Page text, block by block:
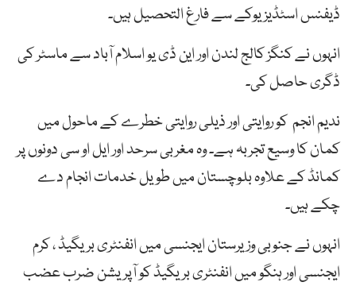
ڈیفنس اسٹڈیز یوکے سے فارغ التحصیل ہیں۔
انہوں نے کنگز کالج لندن اور این ڈی یو اسلام آباد سے ماسٹر کی
ڈگری حاصل کی۔
ندیم انجم کو روایتی اور ذیلی روایتی خطرے کے ماحول میں
کمان کا وسیع تجربہ ہے۔ وہ مغربی سرحد اور ایل او سی دونوں پر
کمانڈ کے علاوہ بلوچستان میں طویل خدمات انجام دے
چکے ہیں۔
انہوں نے جنوبی وزیرستان ایجنسی میں انفنٹری بریگیڈ ، کرم
ایجنسی اور ہنگو میں انفنٹری بریگیڈ کو آپریشن ضرب عضب